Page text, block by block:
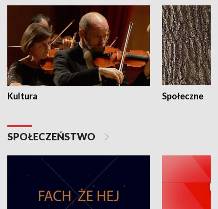
Kultura Społeczne
SPOŁECZEŃSTWO